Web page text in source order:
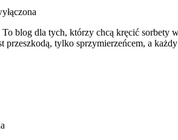
blog dla tych, którzy chcą kręcić sorbety
tylko sprzymierzeńcem, a